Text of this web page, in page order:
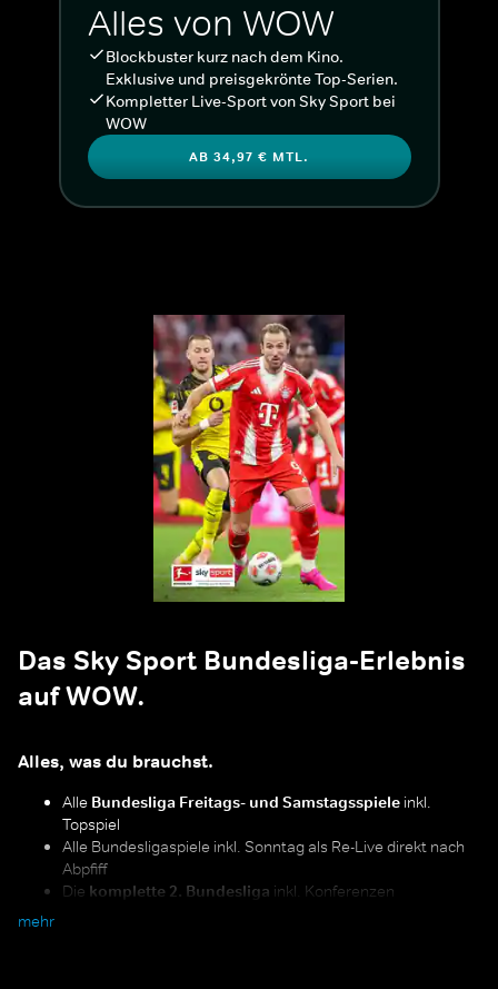
Alles von WOW
Blockbuster kurz nach dem Kino.
Exklusive und preisgekrönte Top-Serien.
Kompletter Live-Sport von Sky Sport bei
WOW
AB 34,97 € MTL.
Das Sky Sport Bundesliga-Erlebnis
auf WOW.
Alles, was du brauchst.
Alle Bundesliga Freitags- und Samstagsspiele inkl.
Topspiel
Alle Bundesligaspiele inkl. Sonntag als Re-Live direkt nach
Abpfiff
Die komplette 2. Bundesliga inkl. Konferenzen
mehr